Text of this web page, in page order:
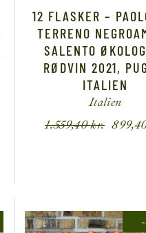
12 FLASKER –
TERRENO
SALENTO
RØDVIN 2021,
ITALIEN
Italien
1.559,40kr.